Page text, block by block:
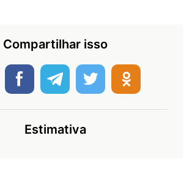
Compartilhar isso
Estimativa